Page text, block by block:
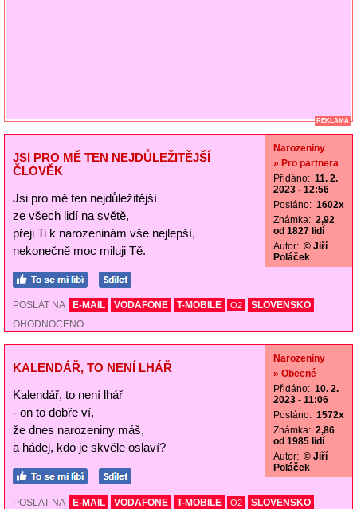
REKLAMA
JSI PRO MĚ TEN NEJDŮLEŽITĚJŠÍ
ČLOVĚK
Jsi pro mě ten nejdůležitější
ze všech lidí na světě,
přeji Ti k narozeninám vše nejlepší,
nekonečně moc miluji Tě.
Narozeniny
» Pro partnera
Přidáno: 11. 2.
2023 - 12:56
Posláno: 1602x
Známka: 2,92
od 1827 lidí
Autor: © Jiří
Poláček
POSLAT NA E-MAIL VODAFONE T-MOBILE O2
SLOVENSKO
OHODNOCENO
KALENDÁŘ, TO NENÍ LHÁŘ
Kalendář, to není lhář
- on to dobře ví,
že dnes narozeniny máš,
a hádej, kdo je skvěle oslaví?
Narozeniny
» Obecné
Přidáno: 10. 2.
2023 - 11:06
Posláno: 1572x
Známka: 2,86
od 1985 lidí
Autor: © Jiří
Poláček
POSLAT NA E-MAIL VODAFONE T-MOBILE O2
SLOVENSKO